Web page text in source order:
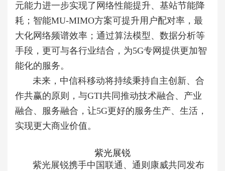
元能力进一步实现了网络性能提升、基站节能降
耗；智能MU-MIMO方案可提升用户配对率，最
大化网络频谱效率；通过算法模型、数据分析等
手段，更可与各行业结合，为5G专网提供更加智
能化的服务。
未来，中信科移动将持续秉持自主创新、合
作共赢的原则，与GTI共同推动技术融合、产业
融合、服务融合，让5G更好的服务生产、生活，
实现更大商业价值。
紫光展锐
紫光展锐携手中国联通、通则康威共同发布